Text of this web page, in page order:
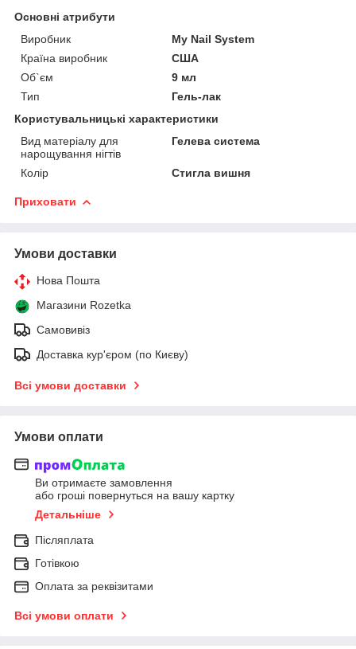
Основні атрибути
Виробник
My Nail System
Країна виробник
США
Об`єм
9 мл
Тип
Гель-лак
Користувальницькі характеристики
Вид матеріалу для
нарощування нігтів
Гелева система
Колір Стигла вишня
Приховати
Умови доставки
Нова Пошта
Магазини Rozetka
Самовивіз
Доставка кур'єром (по Києву)
Всі умови доставки
Умови оплати
Ви отримаєте замовлення
або гроші повернуться на вашу картку
Детальніше
Післяплата
Готівкою
Оплата за реквізитами
Всі умови оплати